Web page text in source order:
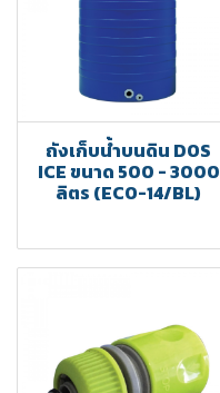
ถังเก็บน้ำบนดิน DOS
ICE ขนาด 500 - 3000
ลิตร (ECO-14/BL)